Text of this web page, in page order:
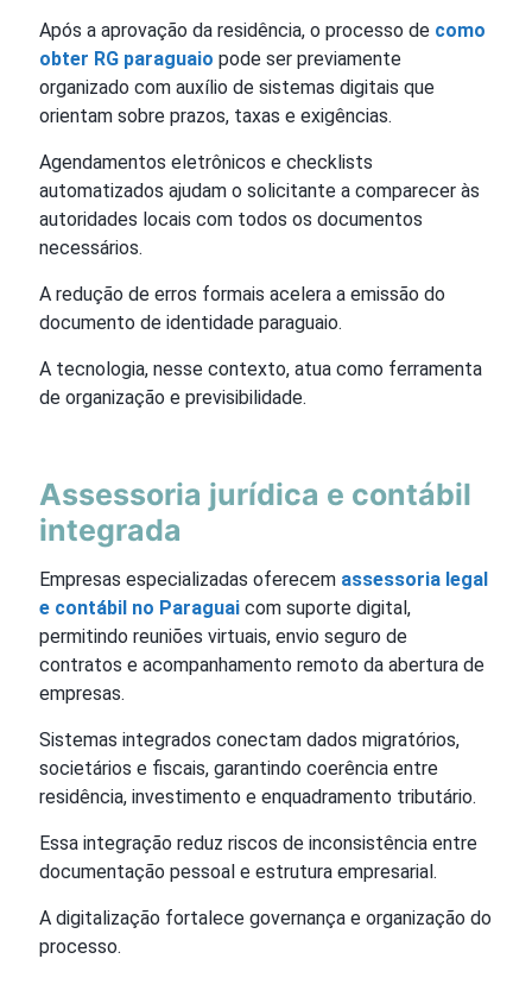
Após a aprovação da residência, o processo de como
obter RG paraguaio pode ser previamente
organizado com auxílio de sistemas digitais que
orientam sobre prazos, taxas e exigências.
Agendamentos eletrônicos e checklists
automatizados ajudam o solicitante a comparecer às
autoridades locais com todos os documentos
necessários.
A redução de erros formais acelera a emissão do
documento de identidade paraguaio.
A tecnologia, nesse contexto, atua como ferramenta
de organização e previsibilidade.
Assessoria jurídica e contábil
integrada
Empresas especializadas oferecem assessoria legal
e contábil no Paraguai com suporte digital,
permitindo reuniões virtuais, envio seguro de
contratos e acompanhamento remoto da abertura de
empresas.
Sistemas integrados conectam dados migratórios,
societários e fiscais, garantindo coerência entre
residência, investimento e enquadramento tributário.
Essa integração reduz riscos de inconsistência entre
documentação pessoal e estrutura empresarial.
A digitalização fortalece governança e organização do
processo.